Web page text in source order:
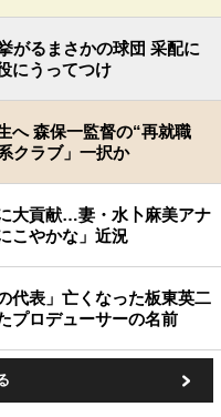
がるまさかの球団 采配に
にうってつけ
へ 森保一監督の“再就職
クラブ」一択か
大貢献…妻・水卜麻美アナ
こやかな」近況
代表」亡くなった板東英二
プロデューサーの名前